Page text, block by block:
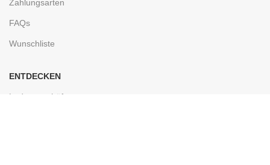
Zahlungsarten
FAQs
Wunschliste
ENTDECKEN
Ladengeschäft